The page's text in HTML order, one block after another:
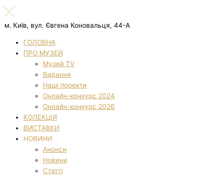
м. Київ, вул. Євгена Коновальця, 44-А
ГОЛОВНА
ПРО МУЗЕЙ
Музей TV
Видання
Наші проекти
Онлайн-конкурс 2024
Онлайн-конкурс 2026
КОЛЕКЦІЯ
ВИСТАВКИ
НОВИНИ
Анонси
Новини
Статті